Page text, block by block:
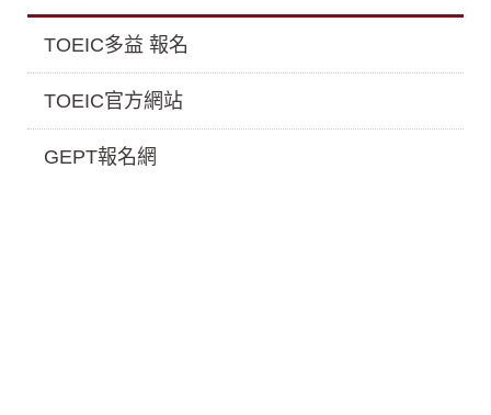
TOEIC多益 報名
TOEIC官方網站
GEPT報名網